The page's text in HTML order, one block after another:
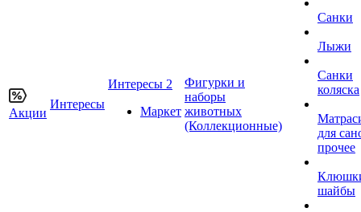
Акции
Интересы
Интересы 2
Маркет
Фигурки и
наборы
животных
(Коллекционные)
Санки
Лыжи
Санки
коляска
для
прочее
шайбы